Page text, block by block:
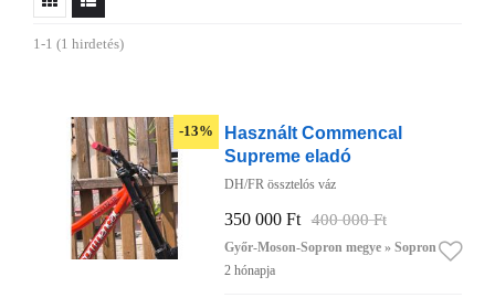
1-1 (1 hirdetés)
-13%
Használt Commencal
Supreme eladó
DH/FR össztelós váz
350 000 Ft 400 000 Ft
Győr-Moson-Sopron megye » Sopron
2 hónapja